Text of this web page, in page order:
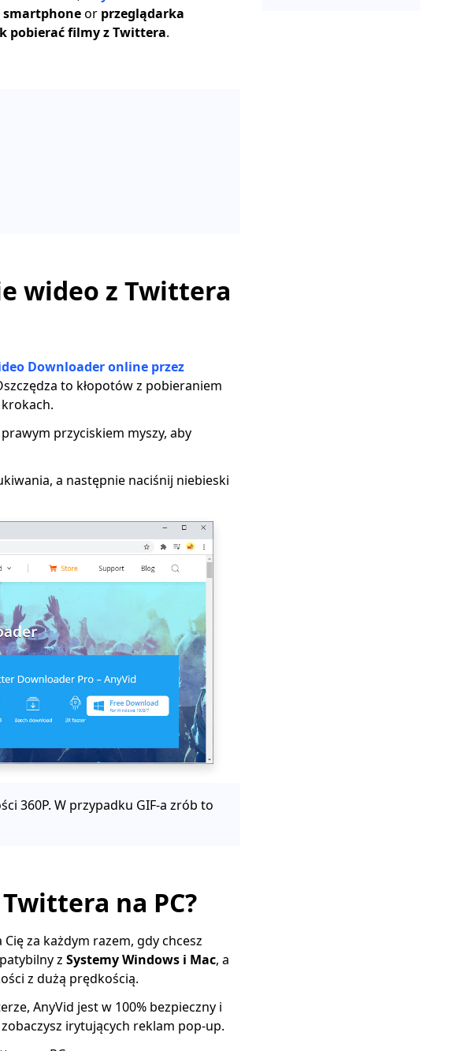
smartphoneor przeglądarka
pobierać filmy z Twittera.
wideo z Twittera
Downloader online przez
to kłopotów z pobieraniem
przyciskiem myszy, aby
a następnie naciśnij niebieski
360P. W przypadku GIF-a zrób to
na PC?
za każdym razem, gdy chcesz
z Systemy Windows i Mac, a
z dużą prędkością.
AnyVid jest w 100% bezpieczny i
irytujących reklam pop-up.